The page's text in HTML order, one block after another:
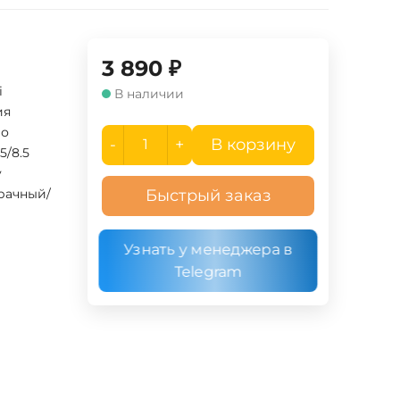
8.5
3 890 ₽
В наличии
- + В корзину
Быстрый заказ
Узнать у менеджера в
Telegram